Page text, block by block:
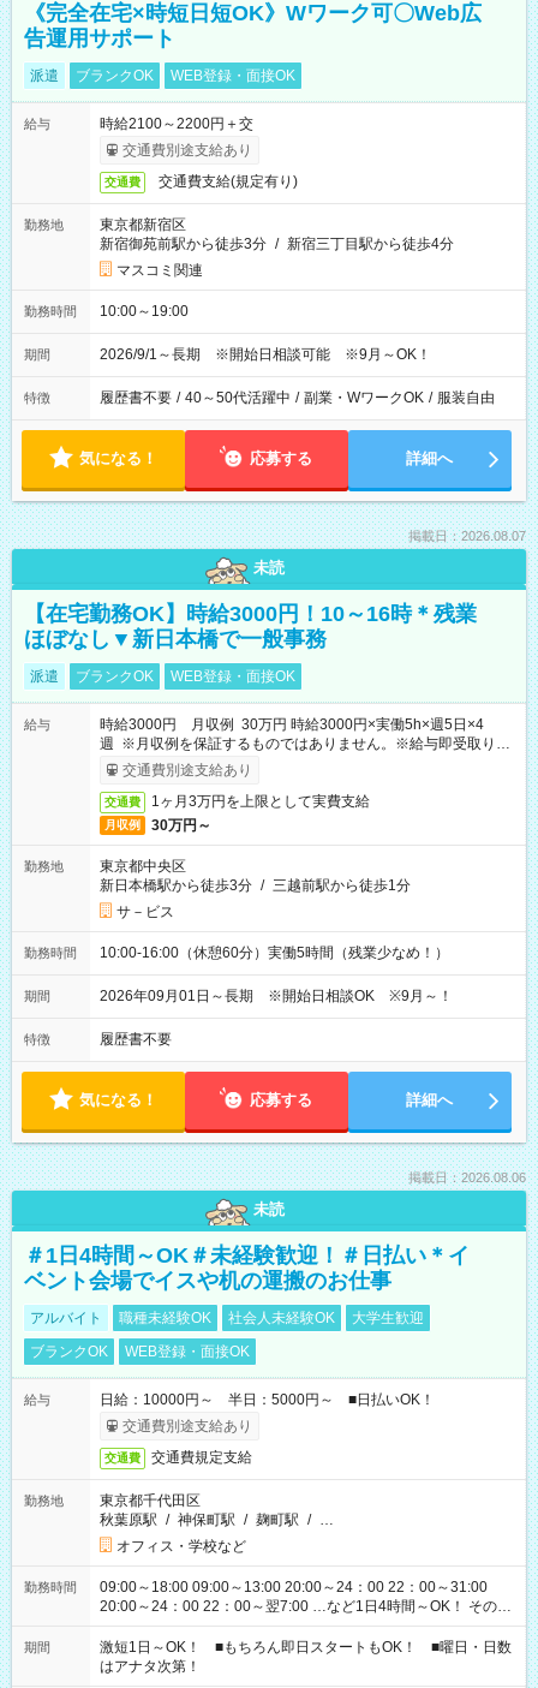
《完全在宅×時短日短OK》Wワーク可〇Web広
告運用サポート
派遣 ブランクOK WEB登録・面接OK
給与
時給2100～2200円＋交
交通費別途支給あり
交通費 交通費支給(規定有り)
勤務地
東京都新宿区
新宿御苑前駅から徒歩3分 / 新宿三丁目駅から徒歩4分
マスコミ関連
勤務時間 10:00～19:00
期間 2026/9/1～長期 ※開始日相談可能 ※9月～OK！
特徴 履歴書不要 / 40～50代活躍中 / 副業・WワークOK / 服装自由
気になる！ 応募する 詳細へ
掲載日：2026.08.07
未読
【在宅勤務OK】時給3000円！10～16時＊残業
ほぼなし▼新日本橋で一般事務
派遣 ブランクOK WEB登録・面接OK
給与
時給3000円 月収例 30万円 時給3000円×実働5h×週5日×4
週 ※月収例を保証するものではありません。※給与即受取りサ
ービス利用可（利用条件有）
交通費別途支給あり
交通費 1ヶ月3万円を上限として実費支給
月収例 30万円～
勤務地
東京都中央区
新日本橋駅から徒歩3分 / 三越前駅から徒歩1分
サ－ビス
勤務時間 10:00-16:00（休憩60分）実働5時間（残業少なめ！）
期間 2026年09月01日～長期 ※開始日相談OK ※9月～！
特徴 履歴書不要
気になる！ 応募する 詳細へ
掲載日：2026.08.06
未読
＃1日4時間～OK＃未経験歓迎！＃日払い＊イ
ベント会場でイスや机の運搬のお仕事
アルバイト 職種未経験OK 社会人未経験OK
大学生歓迎
ブランクOK
WEB登録・面接OK
給与
日給：10000円～ 半日：5000円～ ■日払いOK！
交通費別途支給あり
交通費 交通費規定支給
勤務地
東京都千代田区
秋葉原駅 / 神保町駅 / 麹町駅 / …
オフィス・学校など
勤務時間
09:00～18:00 09:00～13:00 20:00～24：00 22：00～31:00
20:00～24：00 22：00～翌7:00 …など1日4時間～OK！ その他
シフトもございます！ お気軽にご相談ください！
期間
激短1日～OK！ ■もちろん即日スタートもOK！ ■曜日・日数
はアナタ次第！